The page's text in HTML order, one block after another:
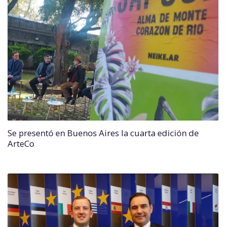
Se presentó en Buenos Aires la cuarta edición de
ArteCo